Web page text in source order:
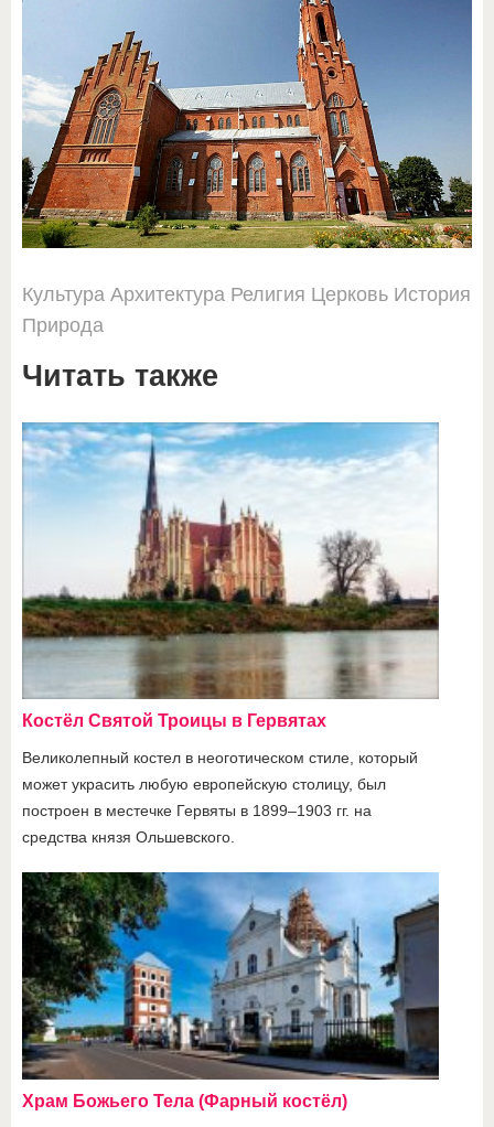
Культура Архитектура Религия Церковь История
Природа
Читать также
Костёл Святой Троицы в Гервятах
Великолепный костел в неоготическом стиле, который
может украсить любую европейскую столицу, был
построен в местечке Гервяты в 1899–1903 гг. на
средства князя Ольшевского.
Храм Божьего Тела (Фарный костёл)